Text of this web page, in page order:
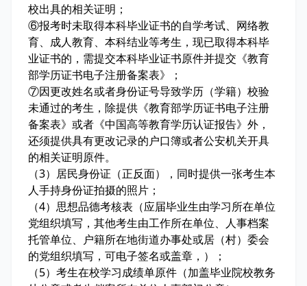
校出具的相关证明；
⑥报考时未取得本科毕业证书的自学考试、网络教
育、成人教育、本科结业等考生，现已取得本科毕
业证书的，需提交本科毕业证书原件并提交《教育
部学历证书电子注册备案表》；
⑦因更改姓名或者身份证号导致学历（学籍）校验
未通过的考生，除提供《教育部学历证书电子注册
备案表》或者《中国高等教育学历认证报告》外，
还须提供具有更改记录的户口簿或者公安机关开具
的相关证明原件。
（3）居民身份证（正反面），同时提供一张考生本
人手持身份证拍摄的照片；
（4）思想品德考核表（应届毕业生由学习所在单位
党组织填写，其他考生由工作所在单位、人事档案
托管单位、户籍所在地街道办事处或居（村）委会
的党组织填写，可电子签名或盖章，）；
（5）考生在校学习成绩单原件（加盖毕业院校教务